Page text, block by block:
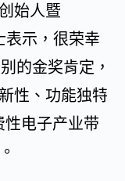
始人暨
表示，很荣幸
的金奖肯定，
性、功能独特
电子产业带